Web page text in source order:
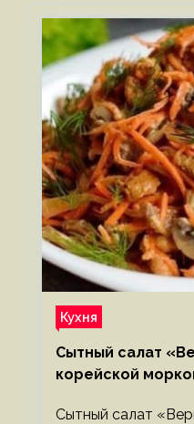
Кухня
Сытный салат
корейской
Сытный салат